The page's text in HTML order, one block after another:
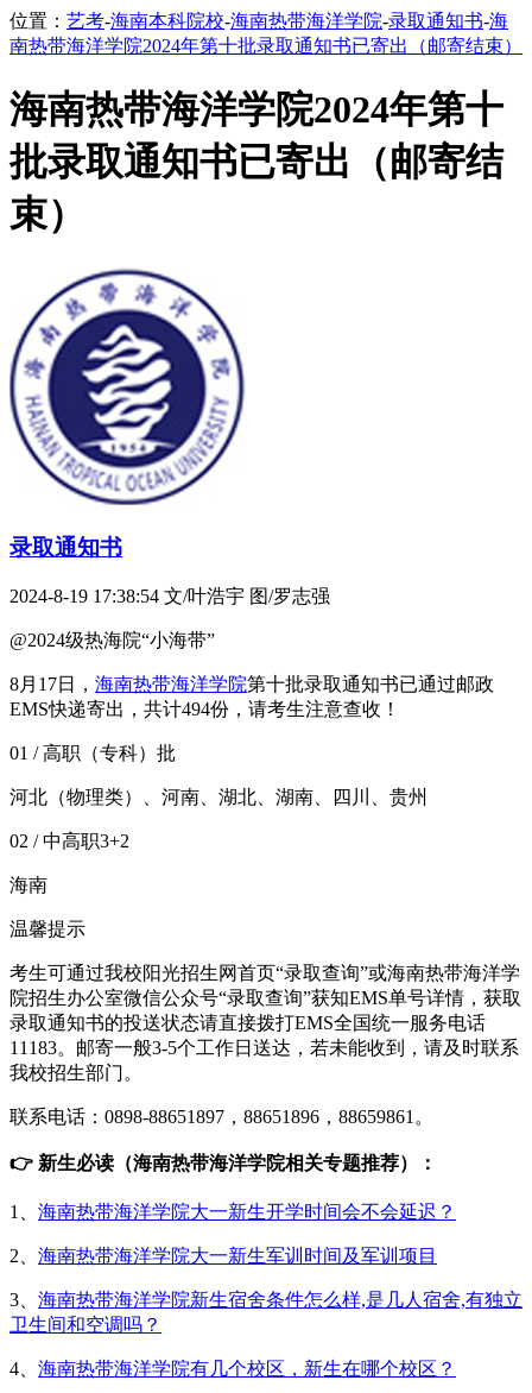
位置： 艺考-海南本科院校-海南热带海洋学院-录取通知书-海
南热带海洋学院2024年第十批录取通知书已寄出（邮寄结束）
海南热带海洋学院2024年第十
批录取通知书已寄出（邮寄结
束）
录取通知书
2024-8-19 17:38:54 文/叶浩宇 图/罗志强
@2024级热海院“小海带”
8月17日， 海南热带海洋学院第十批录取通知书已通过邮政
EMS快递寄出，共计494份，请考生注意查收！
01 / 高职（专科）批
河北（物理类）、河南、湖北、湖南、四川、贵州
02 / 中高职3+2
海南
温馨提示
考生可通过我校阳光招生网首页“录取查询”或海南热带海洋学
院招生办公室微信公众号“录取查询”获知EMS单号详情，获取
录取通知书的投送状态请直接拨打EMS全国统一服务电话
11183。邮寄一般3-5个工作日送达，若未能收到，请及时联系
我校招生部门。
联系电话：0898-88651897，88651896，88659861。
👉 新生必读（海南热带海洋学院相关专题推荐）：
1、 海南热带海洋学院大一新生开学时间会不会延迟？
2、 海南热带海洋学院大一新生军训时间及军训项目
3、 海南热带海洋学院新生宿舍条件怎么样,是几人宿舍,有独立
卫生间和空调吗？
4、 海南热带海洋学院有几个校区，新生在哪个校区？